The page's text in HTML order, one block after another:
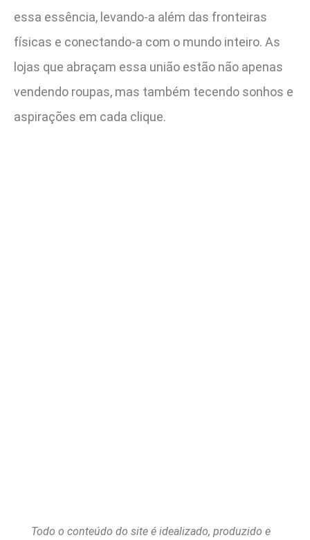
essa essência, levando-a além das fronteiras
físicas e conectando-a com o mundo inteiro. As
lojas que abraçam essa união estão não apenas
vendendo roupas, mas também tecendo sonhos e
aspirações em cada clique.
Todo o conteúdo do site é idealizado, produzido e